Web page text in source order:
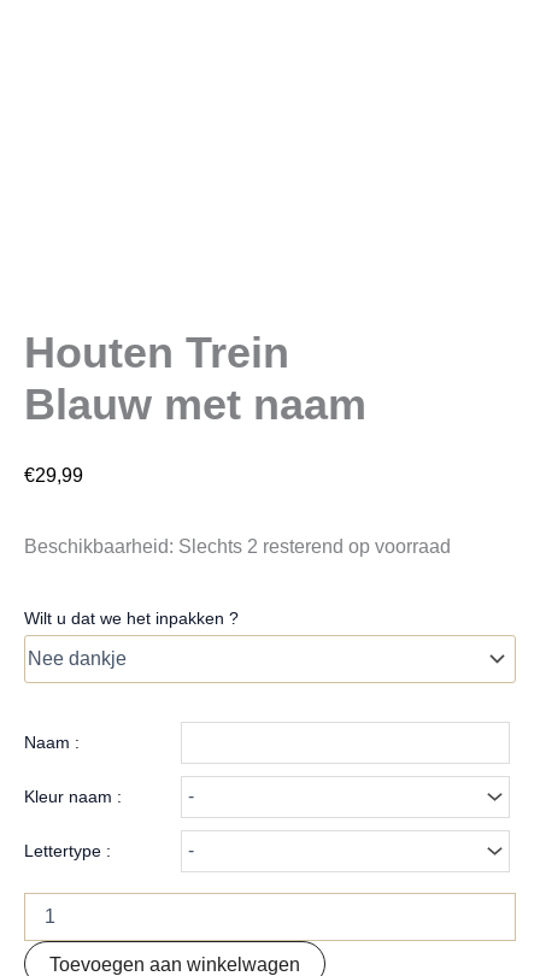
Houten Trein
Blauw met naam
€29,99
Beschikbaarheid: Slechts 2 resterend op voorraad
Wilt u dat we het inpakken ?
Naam :
Kleur naam :
Lettertype :
Toevoegen aan winkelwagen